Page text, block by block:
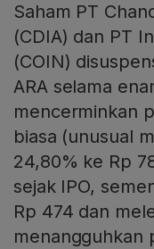
Saham PT
(CDIA) dan PT
(COIN)
ARA selama
mencerminkan
biasa (unusual
24,80% ke Rp
sejak IPO,
Rp 474 dan
menangguhkan